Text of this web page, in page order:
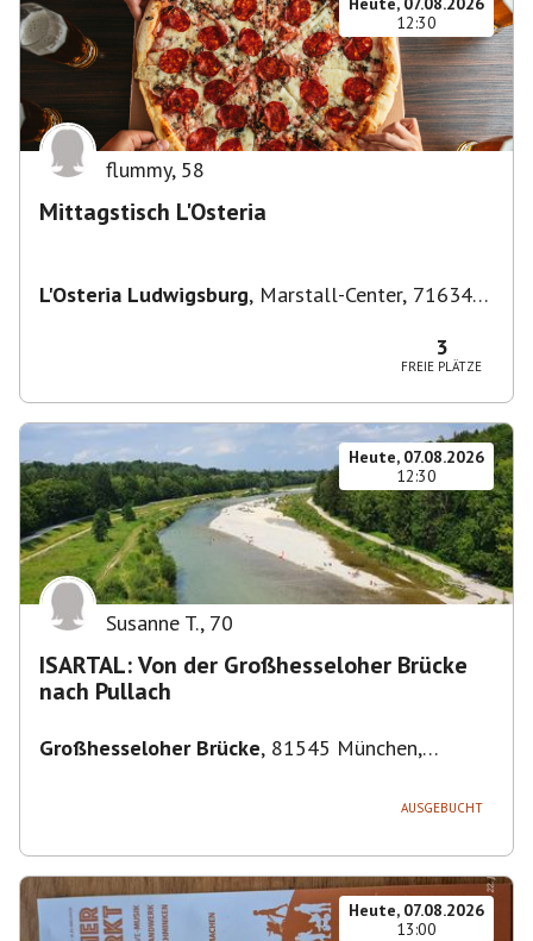
12:30
flummy, 58
Mittagstisch L'Osteria
L'Osteria Ludwigsburg, Marstall-Center, 71634
3
FREIE PLÄTZE
Heute, 07.08.2026
12:30
Susanne T., 70
ISARTAL: Von der Großhesseloher Brücke
nach Pullach
Großhesseloher Brücke, 81545 München,
AUSGEBUCHT
Heute, 07.08.2026
13:00